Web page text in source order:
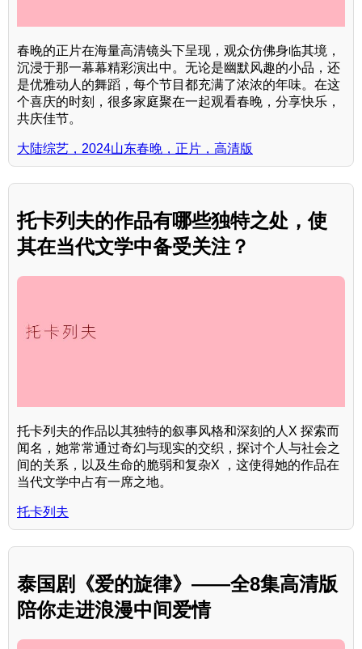
春晚的正片在海量高清镜头下呈现，观众仿佛身临其境，
沉浸于那一幕幕精彩演出中。无论是幽默风趣的小品，还
是优雅动人的舞蹈，每个节目都充满了浓浓的年味。在这
个喜庆的时刻，很多家庭聚在一起观看春晚，分享快乐，
共庆佳节。
大陆综艺，2024山东春晚，正片，高清版
托卡列夫的作品有哪些独特之处，使
其在当代文学中备受关注？
托卡列夫的作品以其独特的叙事风格和深刻的人X 探索而
闻名，她常常通过奇幻与现实的交织，探讨个人与社会之
间的关系，以及生命的脆弱和复杂X ，这使得她的作品在
当代文学中占有一席之地。
托卡列夫
泰国剧《爱的旋律》——全8集高清版
陪你走进浪漫中间爱情